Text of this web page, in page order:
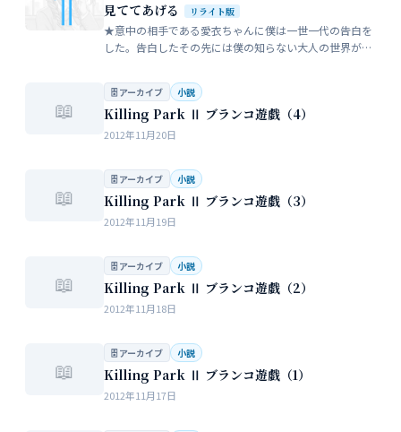
見ててあげる リライト版
★意中の相手である愛衣ちゃんに僕は一世一代の告白を
した。告白したその先には僕の知らない大人の世界が待
る常識。。。…
📖
🗄 アーカイブ 小説
Killing Park Ⅱ ブランコ遊戯（4）
2012年11月20日
📖
🗄 アーカイブ 小説
Killing Park Ⅱ ブランコ遊戯（3）
2012年11月19日
📖
🗄 アーカイブ 小説
Killing Park Ⅱ ブランコ遊戯（2）
2012年11月18日
📖
🗄 アーカイブ 小説
Killing Park Ⅱ ブランコ遊戯（1）
2012年11月17日